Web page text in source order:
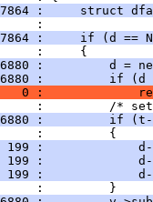
:     struct
:
:     if (d ==
:     {
:         d =
:         if (d
0 :
:         /*
:         if
:         {
199 :
199 :
199 :
:         }